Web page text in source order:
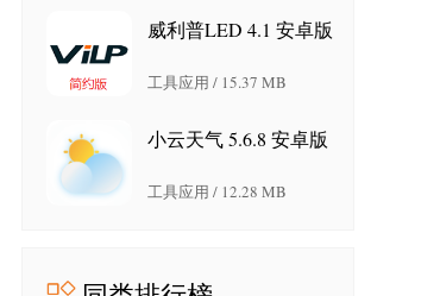
威利普LED 4.1 安卓版
工具应用 / 15.37 MB
小云天气 5.6.8 安卓版
工具应用 / 12.28 MB